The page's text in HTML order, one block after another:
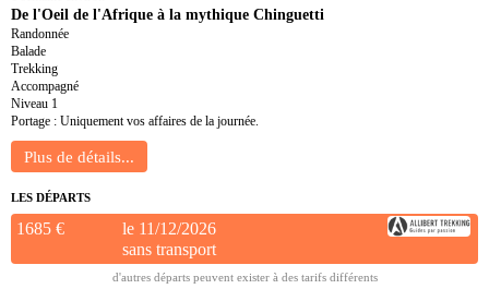
De l'Oeil de l'Afrique à la mythique Chinguetti
Randonnée
Balade
Trekking
Accompagné
Niveau 1
Portage : Uniquement vos affaires de la journée.
LES DÉPARTS
1685 €
le 11/12/2026
sans transport
d'autres départs peuvent exister à des tarifs différents